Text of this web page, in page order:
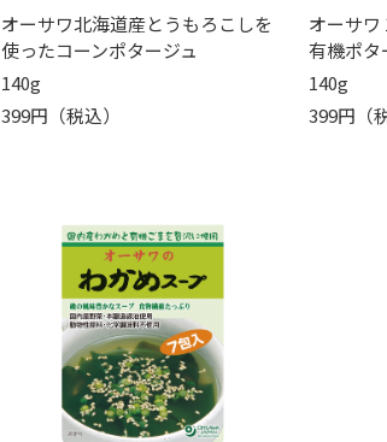
オーサワ北海道産とうもろこしを
使ったコーンポタージュ
140g
399円（税込）
オーサ
有機ポタ
140g
399円（